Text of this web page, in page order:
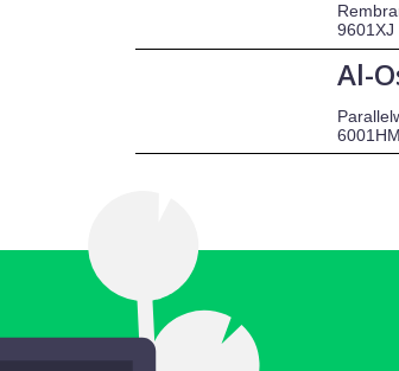
9601XJ
Al-